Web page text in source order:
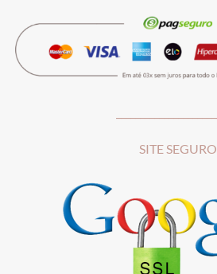
SITE SEGURO